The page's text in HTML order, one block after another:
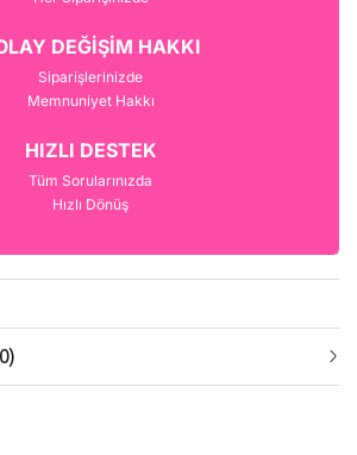
DEĞİŞİM HAKKI
Siparişlerinizde
Memnuniyet Hakkı
HIZLI DESTEK
Tüm Sorularınızda
Hızlı Dönüş